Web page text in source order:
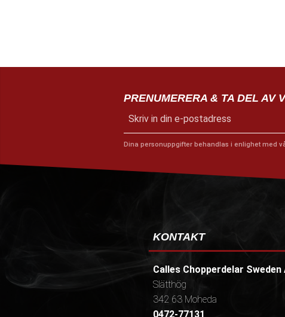
PRENUMERERA & TA DEL AV
Dina personuppgifter behandlas i enlighet med
KONTAKT
Calles Chopperdelar Sweden
Slätthög
342 63 Moheda
0472-77131